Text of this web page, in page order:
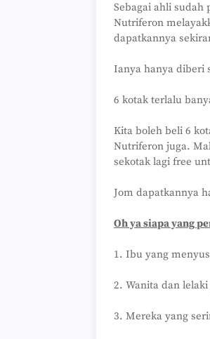
Sebagai ahli
Nutriferon
dapatkannya
Ianya hanya diberi
6 kotak terlalu
Kita boleh beli 6
Nutriferon juga.
sekotak lagi free
Jom dapatkannya
Oh ya siapa yang
1. Ibu yang
2. Wanita dan
3. Mereka yang